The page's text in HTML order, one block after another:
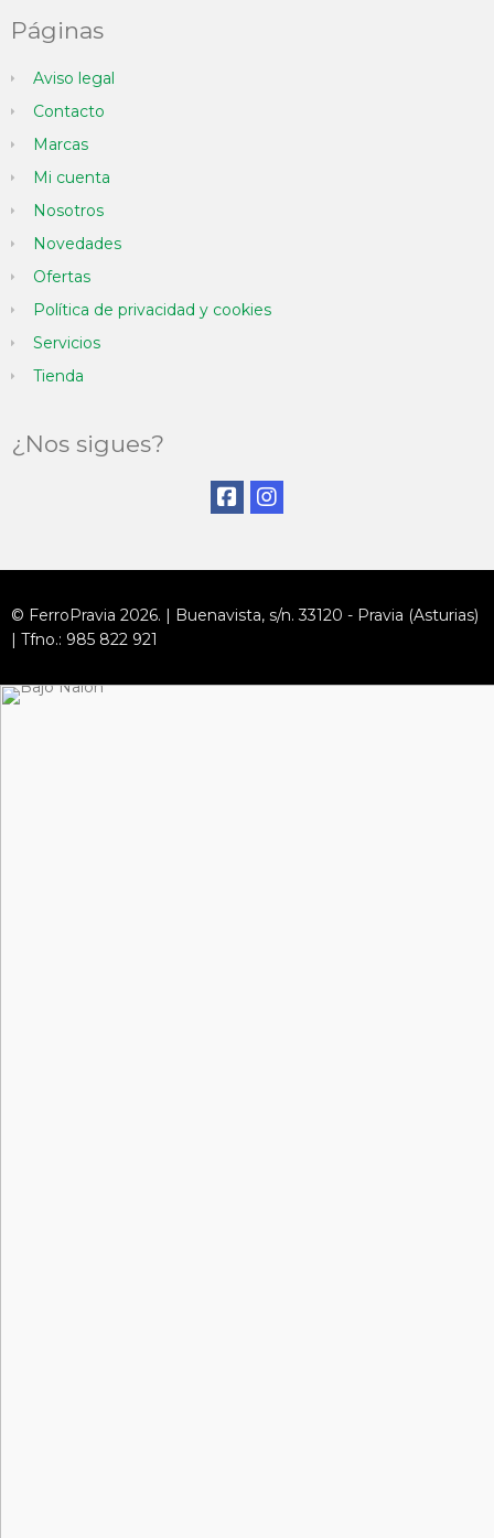
Páginas
Aviso legal
Contacto
Marcas
Mi cuenta
Nosotros
Novedades
Ofertas
Política de privacidad y cookies
Servicios
Tienda
¿Nos sigues?
© FerroPravia 2026. | Buenavista, s/n. 33120 - Pravia (Asturias)
| Tfno.: 985 822 921